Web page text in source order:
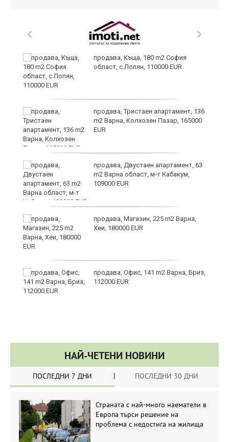
продава, Къща, 180 m2 София
област, с.Лопян, 110000 EUR
продава, Тристаен апартамент, 136
m2 Варна, Колхозен Пазар, 165000
EUR
продава, Двустаен апартамент, 63
m2 Варна област, м-т Кабакум,
109000 EUR
продава, Магазин, 225 m2 Варна,
Хеи, 180000 EUR
продава, Офис, 141 m2 Варна, Бриз,
112000 EUR
НАЙ-ЧЕТЕНИ НОВИНИ
ПОСЛЕДНИ 7 ДНИ ПОСЛЕДНИ 30 ДНИ
Страната с най-много наематели в
Европа търси решение на
проблема с недостига на жилища